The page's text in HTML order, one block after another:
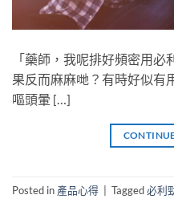
「藥師，我呢排好頻密用
果反而麻麻哋？有時好似有
嘔頭暈 […]
Posted in 產品心得 Tagged必利